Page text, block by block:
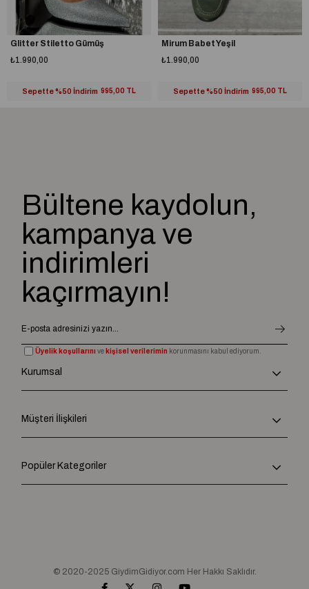
Glitter Stiletto Gümüş
₺1.990,00
Sepette %50 İndirim 995,00 TL
Mirum Babet Yeşil
₺1.990,00
Sepette %50 İndirim 995,00 TL
Bültene kaydolun,
kampanya ve
indirimleri
kaçırmayın!
Üyelik koşullarını ve kişisel verilerimin korunmasını kabul ediyorum.
Kurumsal
Müşteri İlişkileri
Popüler Kategoriler
© 2020-2025 GiydimGidiyor.com Her Hakkı Saklıdır.